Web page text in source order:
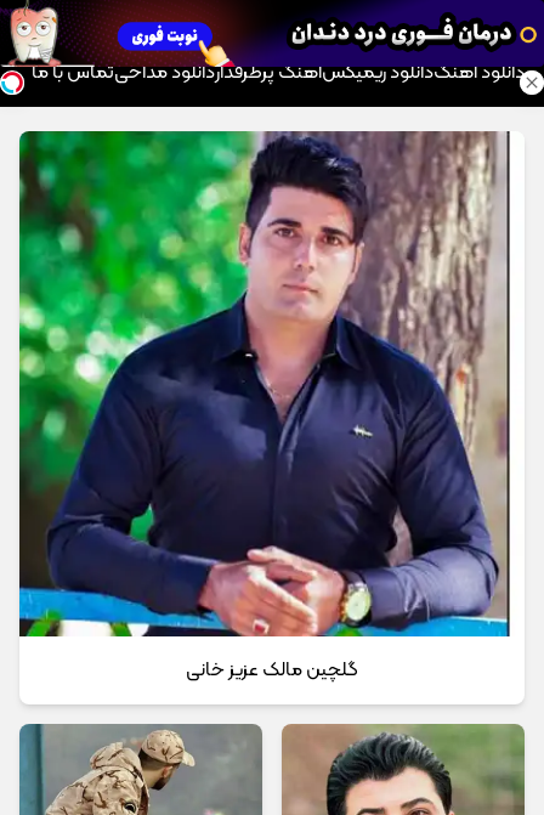
موزیک تار
دانلود آهنگدانلود ریمیکسآهنگ پرطرفداردانلود مداحیتماس با ما
گلچین مالک عزیز خانی